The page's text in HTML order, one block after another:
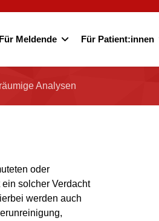
Für Meldende Für Patient:innen
Analysen
oder
solcher Verdacht
werden auch